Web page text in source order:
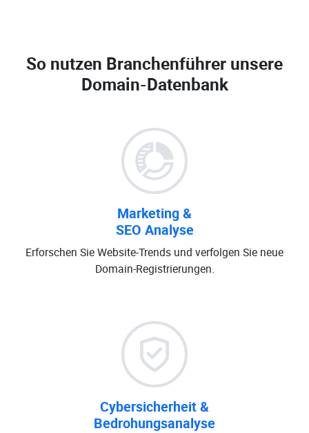
So nutzen Branchenführer unsere
Domain-Datenbank
Marketing &
SEO Analyse
Erforschen Sie Website-Trends und verfolgen Sie neue
Domain-Registrierungen.
Cybersicherheit &
Bedrohungsanalyse